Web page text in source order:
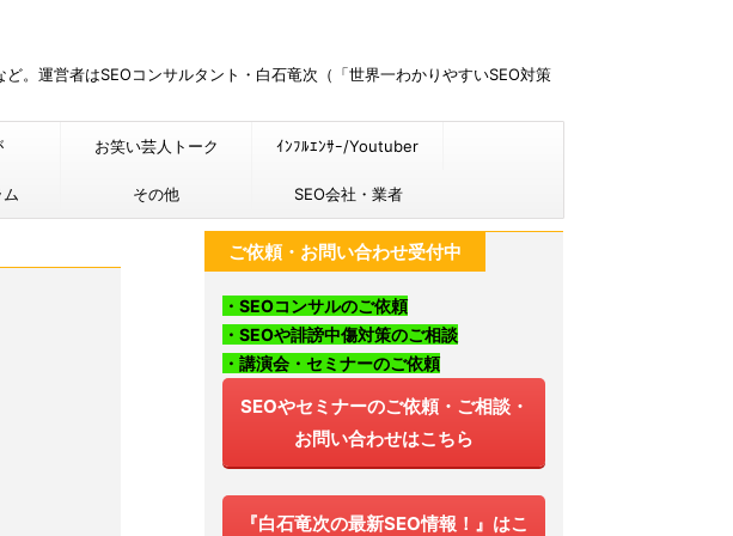
。運営者はSEOコンサルタント・白石竜次（「世界一わかりやすいSEO対策
お笑い芸人トーク ｲﾝﾌﾙｴﾝｻｰ/Youtuber
その他 SEO会社・業者
ご依頼・お問い合わせ受付中
・SEOコンサルのご依頼
・SEOや誹謗中傷対策のご相談
・講演会・セミナーのご依頼
SEOやセミナーのご依頼・ご相談・
お問い合わせはこちら
『白石竜次の最新SEO情報！』はこ